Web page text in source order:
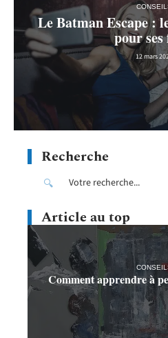
Le Batman Escape :
pour ses
12 mars
Recherche
Article au top
Comment apprendre à